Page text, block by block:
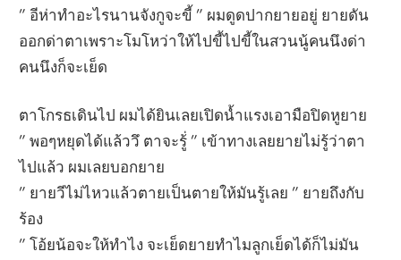
” อีห่าทำอะไรนานจังกูจะขี้ ” ผมดูดปากยายอยู่ ยายดัน
ออกด่าตาเพราะโมโหว่าให้ไปขี้ไปขี้ในสวนนู้คนนึงด่า
คนนึงก็จะเย็ด
ตาโกรธเดินไป ผมได้ยินเลยเปิดน้ำแรงเอามือปิดหูยาย
” พอๆหยุดได้แล้ววึ ตาจะรู้่ ” เข้าทางเลยยายไม่รู้ว่าตา
ไปแล้ว ผมเลยบอกยาย
” ยายวีไม่ไหวแล้วตายเป็นตายให้มันรู้เลย ” ยายถึงกับ
ร้อง
” โอ้ยน้อจะให้ทำไง จะเย็ดยายทำไมลูกเย็ดได้ก็ไม่มัน